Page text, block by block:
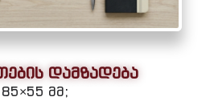
დამზადება
მმ;